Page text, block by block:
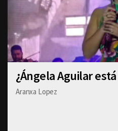
¿Ángela Aguilar
Aranxa Lopez